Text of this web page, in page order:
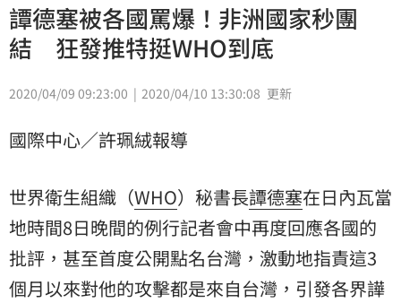
譚德塞被各國罵爆！非洲國家秒團
結 狂發推特挺WHO到底
2020/04/09 09:23:00 2020/04/10 13:30:08 更新
國際中心／許珮絨報導
世界衛生組織（WHO）秘書長譚德塞在日內瓦當
地時間8日晚間的例行記者會中再度回應各國的
批評，甚至首度公開點名台灣，激動地指責這3
個月以來對他的攻擊都是來自台灣，引發各界譁